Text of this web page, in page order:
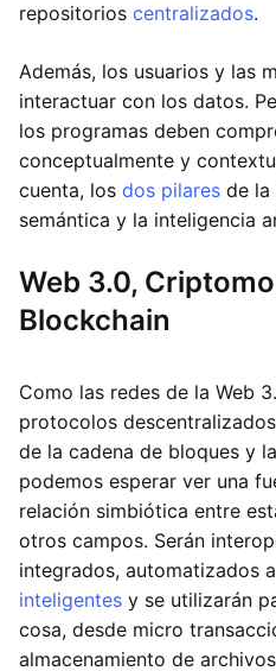
repositorios centralizados.
Además, los usuarios y las
interactuar con los datos.
los programas deben
conceptualmente y
cuenta, los dos pilares de la
semántica y la inteligencia
Web 3.0,
Blockchain
Como las redes de la Web
protocolos
de la cadena de bloques y
podemos esperar ver una
relación simbiótica entre
otros campos. Serán
integrados, automatizados
inteligentes y se utilizarán
cosa, desde micro
almacenamiento de